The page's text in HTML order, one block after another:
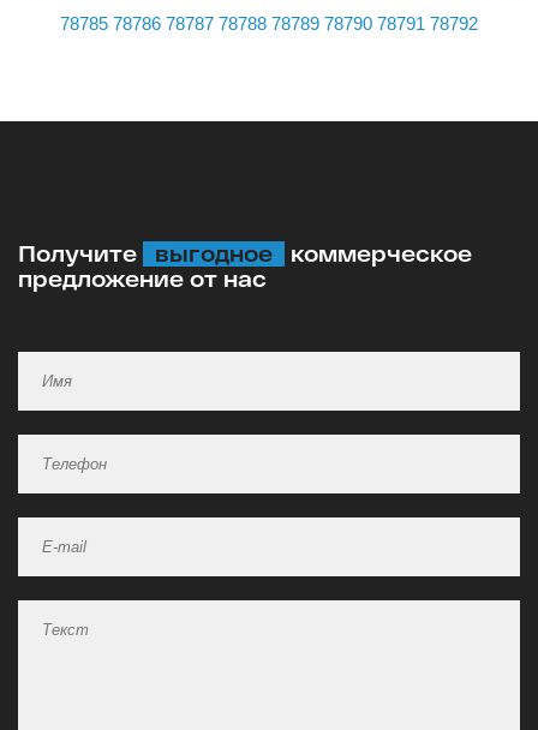
78785 78786 78787 78788 78789 78790 78791 78792
Получите выгодное
коммерческое
предложение от нас